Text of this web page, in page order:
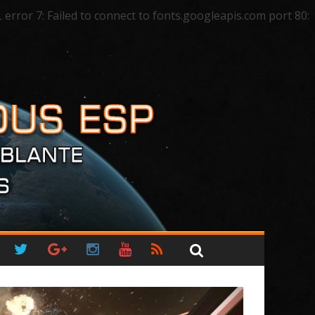
7: Failed to connect to fonts.googleapis.com port 80: